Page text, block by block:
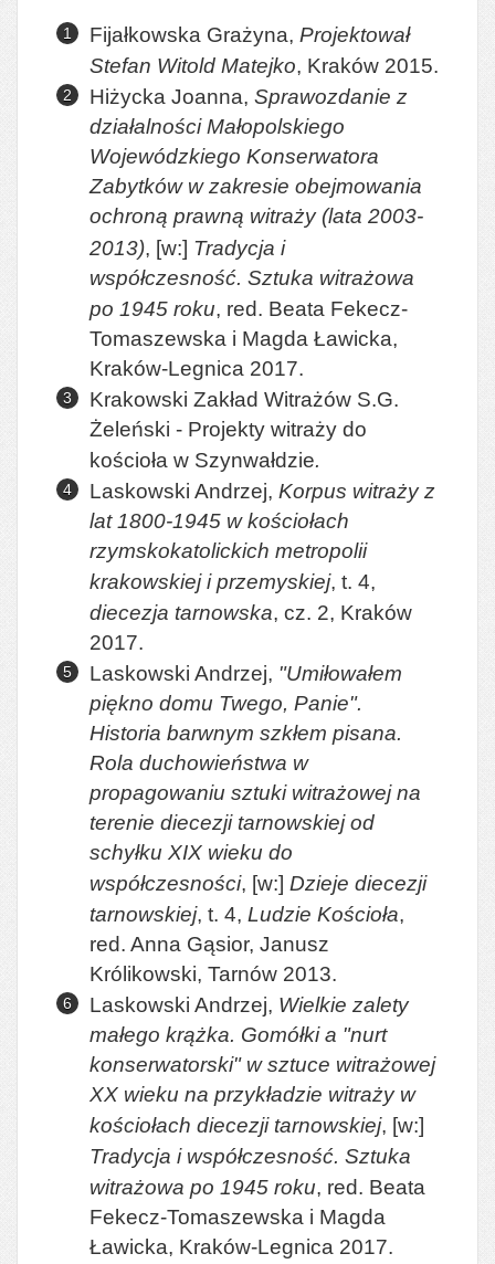
Fijałkowska Grażyna, Projektował
Stefan Witold Matejko, Kraków 2015.
Hiżycka Joanna, Sprawozdanie z
działalności Małopolskiego
Wojewódzkiego Konserwatora
Zabytków w zakresie obejmowania
ochroną prawną witraży (lata 2003-
2013), [w:] Tradycja i
współczesność. Sztuka witrażowa
po 1945 roku, red. Beata Fekecz-
Tomaszewska i Magda Ławicka,
Kraków-Legnica 2017.
Krakowski Zakład Witrażów S.G.
Żeleński - Projekty witraży do
kościoła w Szynwałdzie.
Laskowski Andrzej, Korpus witraży z
lat 1800-1945 w kościołach
rzymskokatolickich metropolii
krakowskiej i przemyskiej, t. 4,
diecezja tarnowska, cz. 2, Kraków
2017.
Laskowski Andrzej, "Umiłowałem
piękno domu Twego, Panie".
Historia barwnym szkłem pisana.
Rola duchowieństwa w
propagowaniu sztuki witrażowej na
terenie diecezji tarnowskiej od
schyłku XIX wieku do
współczesności, [w:] Dzieje diecezji
tarnowskiej, t. 4, Ludzie Kościoła,
red. Anna Gąsior, Janusz
Królikowski, Tarnów 2013.
Laskowski Andrzej, Wielkie zalety
małego krążka. Gomółki a "nurt
konserwatorski" w sztuce witrażowej
XX wieku na przykładzie witraży w
kościołach diecezji tarnowskiej, [w:]
Tradycja i współczesność. Sztuka
witrażowa po 1945 roku, red. Beata
Fekecz-Tomaszewska i Magda
Ławicka, Kraków-Legnica 2017.